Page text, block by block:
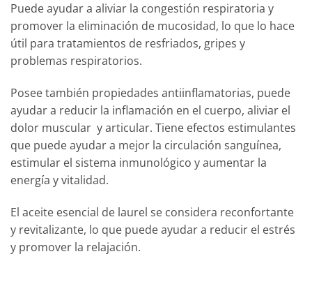
Puede ayudar a aliviar la congestión respiratoria y
promover la eliminación de mucosidad, lo que lo hace
útil para tratamientos de resfriados, gripes y
problemas respiratorios.
Posee también propiedades antiinflamatorias, puede
ayudar a reducir la inflamación en el cuerpo, aliviar el
dolor muscular y articular. Tiene efectos estimulantes
que puede ayudar a mejor la circulación sanguínea,
estimular el sistema inmunológico y aumentar la
energía y vitalidad.
El aceite esencial de laurel se considera reconfortante
y revitalizante, lo que puede ayudar a reducir el estrés
y promover la relajación.